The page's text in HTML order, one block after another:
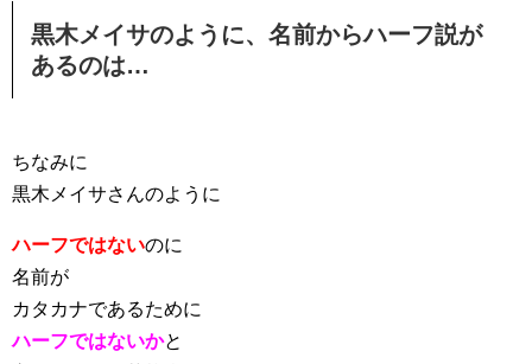
黒木メイサのように、名前からハーフ説が
あるのは…
ちなみに
黒木メイサさんのように
ハーフではないのに
名前が
カタカナであるために
ハーフではないかと